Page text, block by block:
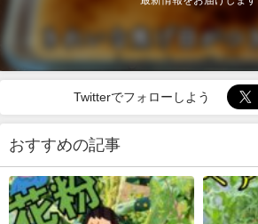
Twitterでフォローしよう
おすすめの記事